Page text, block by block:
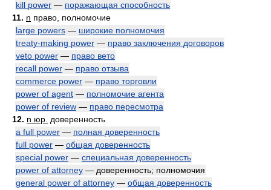
kill power — поражающая способность
11. n право, полномочие
large powers — широкие полномочия
treaty-making power — право заключения договоров
veto power — право вето
recall power — право отзыва
commerce power — право торговли
power of agent — полномочие агента
power of review — право пересмотра
12. n юр. доверенность
a full power — полная доверенность
full power — общая доверенность
special power — специальная доверенность
power of attorney — доверенность; полномочия
general power of attorney — общая доверенность